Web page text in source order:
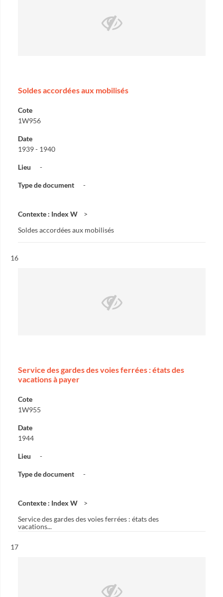
Soldes accordées aux mobilisés
Cote
1W956
Date
1939 - 1940
Lieu -
Type de document -
Contexte : Index W
Soldes accordées aux mobilisés
Résultat n°
16
Service des gardes des voies ferrées : états des
vacations à payer
Cote
1W955
Date
1944
Lieu -
Type de document -
Contexte : Index W
Service des gardes des voies ferrées : états des
vacations...
Résultat n°
17